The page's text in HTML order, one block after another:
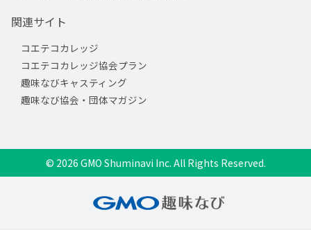
関連サイト
コエテコカレッジ
コエテコカレッジ協会プラン
趣味なびキャスティング
趣味なび協会・団体マガジン
© 2026 GMO Shuminavi Inc. All Rights Reserved.